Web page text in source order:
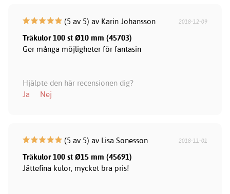
(5 av 5) av Karin Johansson 2018-12-09
Träkulor 100 st Ø10 mm (45703)
Ger många möjligheter för fantasin
Hjälpte den här recensionen dig?
Ja
Nej
(5 av 5) av Lisa Sonesson 2018-11-01
Träkulor 100 st Ø15 mm (45691)
Jättefina kulor, mycket bra pris!